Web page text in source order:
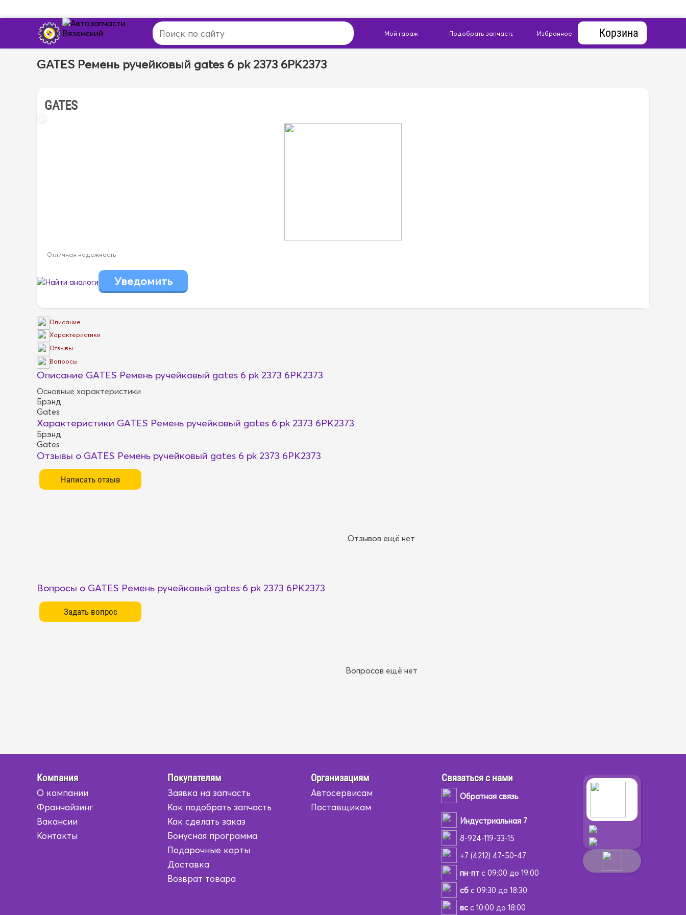
Корзина
GATES Ремень ручейковый gates 6 pk 2373 6PK2373
GATES
Отличная надежность
Найти аналоги
Описание
Характеристики
Отзывы
Вопросы
Описание GATES Ремень ручейковый gates 6 pk 2373 6PK2373
Основные характеристики
Брэнд
Gates
Характеристики GATES Ремень ручейковый gates 6 pk 2373 6PK2373
Брэнд
Gates
Отзывы о GATES Ремень ручейковый gates 6 pk 2373 6PK2373
Отзывов ещё нет
Вопросы о GATES Ремень ручейковый gates 6 pk 2373 6PK2373
Вопросов ещё нет
Компания
О компании
Франчайзинг
Вакансии
Контакты
Покупателям
Заявка на запчасть
Как подобрать запчасть
Как сделать заказ
Бонусная программа
Подарочные карты
Доставка
Возврат товара
Организациям
Автосервисам
Поставщикам
Связаться с нами
Обратная связь
Индустриальная 7
8-924-119-33-15
+7 (4212) 47-50-47
пн-птс 09:00 до 19:00
сбс 09:30 до 18:30
всс 10:00 до 18:00